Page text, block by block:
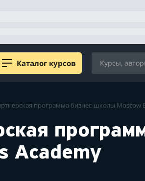
Каталог курсов
программа бизнес-школы Moscow
Academy